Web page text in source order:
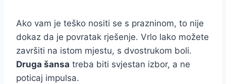
Ako vam je teško nositi se s prazninom, to nije
dokaz da je povratak rješenje. Vrlo lako možete
završiti na istom mjestu, s dvostrukom boli.
Druga šansa treba biti svjestan izbor, a ne
poticaj impulsa.